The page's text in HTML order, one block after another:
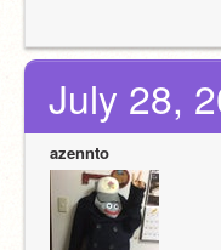
July 28,
azennto